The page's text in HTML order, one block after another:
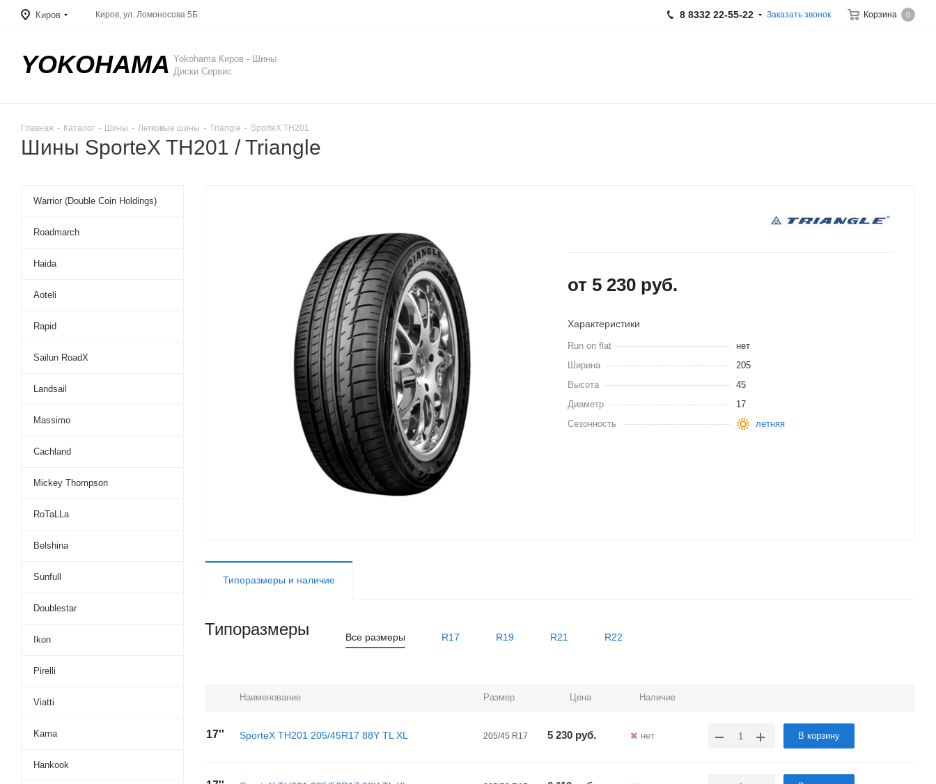
Киров Корзина 0
Киров, ул. Ломоносова 5Б 8 8332 22-55-22 Заказать звонок
YOKOHAMA Yokohama Киров - Шины
Диски Сервис
Главная - Каталог - Шины - Легковые шины - Triangle - SporteX TH201
Шины SporteX TH201 / Triangle
от 5 230 руб.
Характеристики
Run on flat
нет
Ширина
205
Высота
45
Диаметр
17
Сезонность
летняя
Типоразмеры и наличие
Типоразмеры Все размеры R17 R19 R21 R22
Наименование Размер Цена Наличие
17'' SporteX TH201 205/45R17 88Y TL XL 205/45 R17 5 230 руб. нет В корзину
Warrior (Double Coin Holdings)
Roadmarch
Haida
Aoteli
Rapid
Sailun RoadX
Landsail
Massimo
Cachland
Mickey Thompson
RoTaLLa
Belshina
Sunfull
Doublestar
Ikon
Pirelli
Viatti
Kama
Hankook